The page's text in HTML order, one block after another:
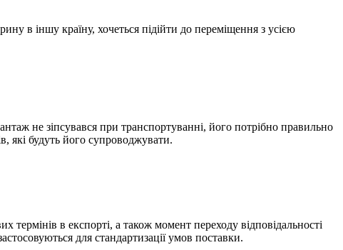
в іншу країну, хочеться підійти до переміщення з усією
не зіпсувався при транспортуванні, його потрібно правильно
які будуть його супроводжувати.
в експорті, а також момент переходу відповідальності
для стандартизації умов поставки.